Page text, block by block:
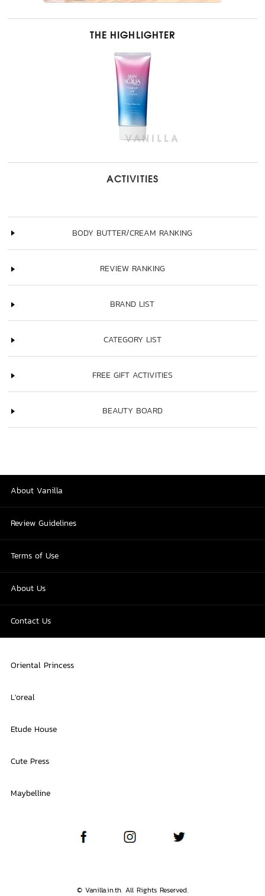
THE HIGHLIGHTER
ACTIVITIES
BODY BUTTER/CREAM RANKING
REVIEW RANKING
BRAND LIST
CATEGORY LIST
FREE GIFT ACTIVITIES
BEAUTY BOARD
About Vanilla
Review Guidelines
Terms of Use
About Us
Contact Us
Oriental Princess
L'oreal
Etude House
Cute Press
Maybelline
© Vanilla.in.th. All Rights Reserved.